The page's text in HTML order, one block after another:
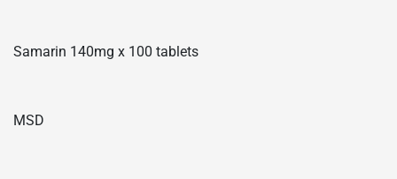
Samarin 140mg x 100 tablets
MSD